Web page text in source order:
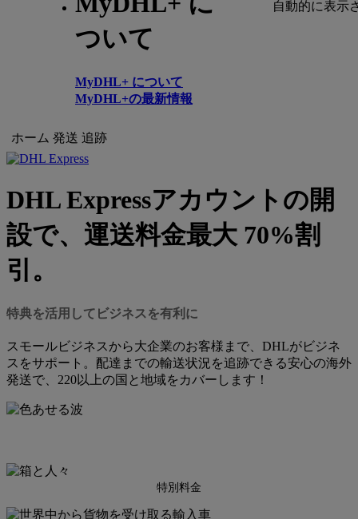
ついて
MyDHL+ について
MyDHL+の最新情報
自動的に表示
ホーム 発送 追跡
DHL Expressアカウントの開
設で、運送料金最大 70%割
引。
特典を活用してビジネスを有利に
スモールビジネスから大企業のお客様まで、DHLがビジネ
スをサポート。配達までの輸送状況を追跡できる安心の海外
発送で、220以上の国と地域をカバーします！
特別料金